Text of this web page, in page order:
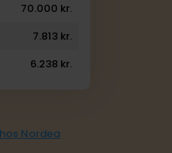
70.000 kr.
7.813 kr.
6.238 kr.
Nordea